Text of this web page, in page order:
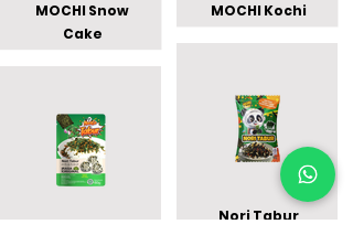
MOCHI Snow
Cake
MOCHI Kochi
Nori Tabur